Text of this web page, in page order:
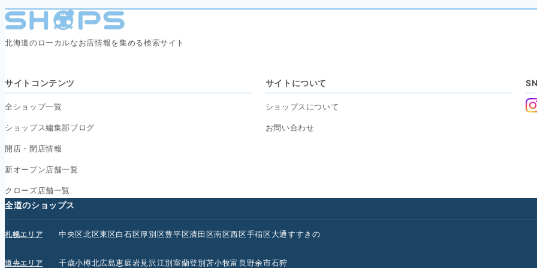
北海道のローカルなお店情報を集める検索サイト
サイトコンテンツ
全ショップ一覧
ショップス編集部ブログ
開店・閉店情報
新オープン店舗一覧
クローズ店舗一覧
サイトについて
ショップスについて
お問い合わせ
全道のショップス
札幌エリア 中央区北区東区白石区厚別区豊平区清田区南区西区手稲区大通すすきの
道央エリア 千歳小樽北広島恵庭岩見沢江別室蘭登別苫小牧富良野余市石狩